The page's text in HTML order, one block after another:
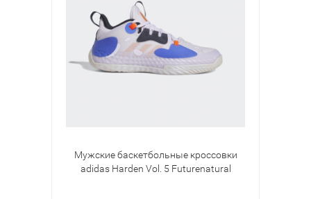
Мужские баскетбольные кроссовки
adidas Harden Vol. 5 Futurenatural